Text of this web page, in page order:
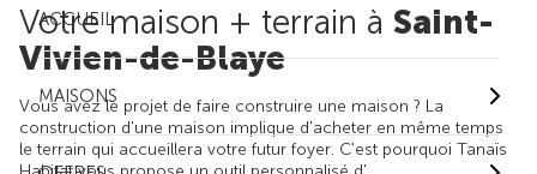
ACCUEIL
MAISONS
Votre maison + terrain à Saint-
Vivien-de-Blaye
Vous avez le projet de faire construire une maison ? La
construction d'une maison implique d'acheter en même temps
le terrain qui accueillera votre futur foyer. C'est pourquoi Tanaïs